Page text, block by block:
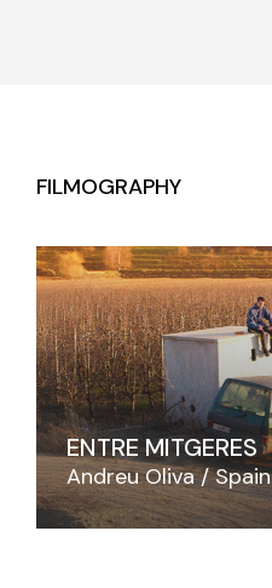
FILMOGRAPHY
ENTRE MITGERES
Andreu Oliva Spain